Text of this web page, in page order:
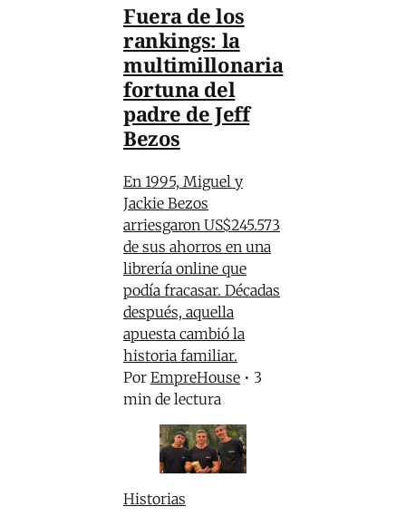
Fuera de los
rankings: la
multimillonaria
fortuna del
padre de Jeff
Bezos
En 1995, Miguel y
Jackie Bezos
arriesgaron US$245.573
de sus ahorros en una
librería online que
podía fracasar. Décadas
después, aquella
apuesta cambió la
historia familiar.
Por EmpreHouse • 3
min de lectura
Historias